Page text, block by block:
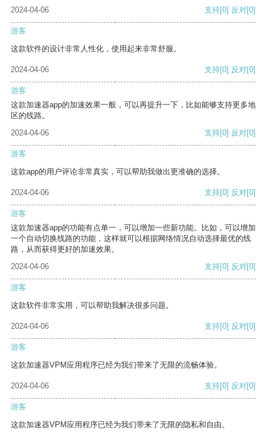
2024-04-06 支持[0] 反对[0]
游客
这款软件的设计非常人性化，使用起来非常舒服。
2024-04-06 支持[0] 反对[0]
游客
这款加速器app的加速效果一般，可以再提升一下，比如能够支持更多地
区的线路。
2024-04-06
支持[0] 反对[0]
游客
这款app的用户评论非常真实，可以帮助我做出更准确的选择。
2024-04-06 支持[0] 反对[0]
游客
这款加速器app的功能有点单一，可以增加一些新功能。比如，可以增加
一个自动切换线路的功能，这样就可以根据网络情况自动选择最优的线
路，从而获得更好的加速效果。
2024-04-06
支持[0] 反对[0]
游客
这款软件非常实用，可以帮助我解决很多问题。
2024-04-06 支持[0] 反对[0]
游客
这款加速器VPM应用程序已经为我们带来了无限的流畅体验。
2024-04-06 支持[0] 反对[0]
游客
这款加速器VPM应用程序已经为我们带来了无限的隐私和自由。